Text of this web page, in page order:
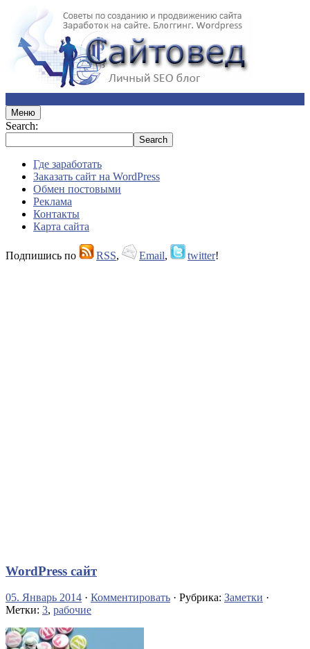
Меню
Search:
Где заработать
Заказать сайт на WordPress
Обмен постовыми
Реклама
Контакты
Карта сайта
Подпишись по RSS, Email, twitter!
WordPress сайт
05. Январь 2014 · Комментировать · Рубрика: Заметки ·
Метки: 3, рабочие